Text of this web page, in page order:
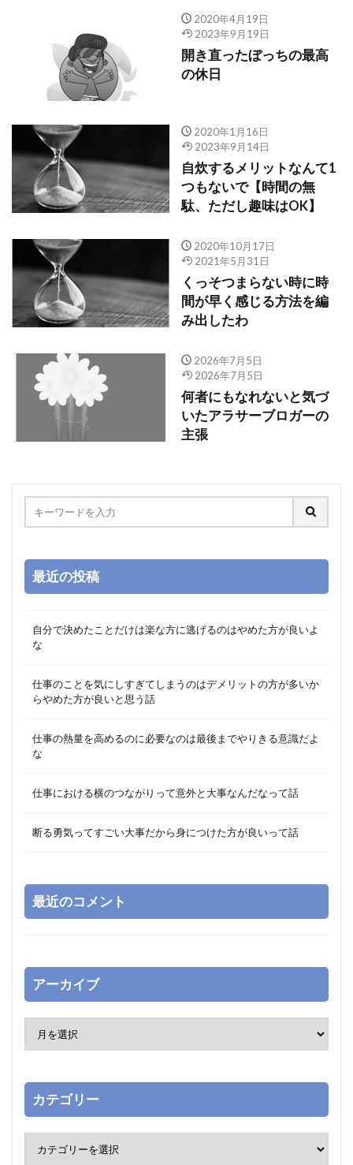
2020年4月19日
2023年9月19日
開き直ったぼっちの最高
の休日
2020年1月16日
2023年9月14日
自炊するメリットなんて1
つもないで【時間の無
駄、ただし趣味はOK】
2020年10月17日
2021年5月31日
くっそつまらない時に時
間が早く感じる方法を編
み出したわ
2026年7月5日
2026年7月5日
何者にもなれないと気づ
いたアラサーブロガーの
主張
最近の投稿
自分で決めたことだけは楽な方に逃げるのはやめた方が良いよ
な
仕事のことを気にしすぎてしまうのはデメリットの方が多いか
らやめた方が良いと思う話
仕事の熱量を高めるのに必要なのは最後までやりきる意識だよ
な
仕事における横のつながりって意外と大事なんだなって話
断る勇気ってすごい大事だから身につけた方が良いって話
最近のコメント
アーカイブ
カテゴリー